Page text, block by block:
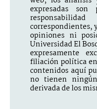
expresadas son
correspondientes,
opiniones ni
Universidad El
expresamente
filiación política
contenidos aquí
no tienen
derivada de los